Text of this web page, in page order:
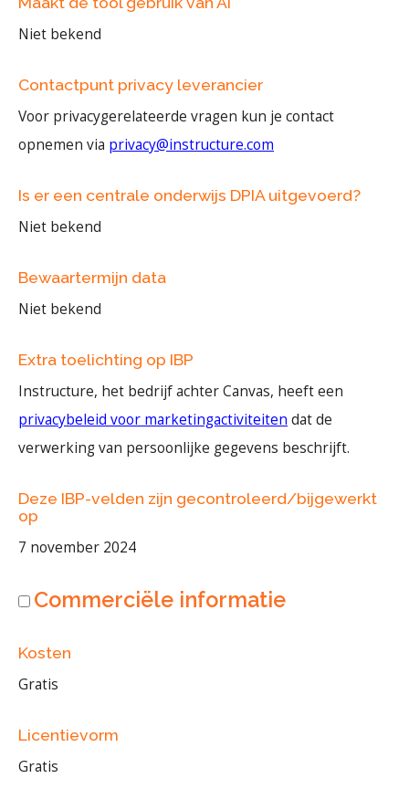
Niet bekend
Contactpunt privacy leverancier
Voor privacygerelateerde vragen kun je contact
opnemen via privacy@instructure.com
Is er een centrale onderwijs DPIA uitgevoerd?
Niet bekend
Bewaartermijn data
Niet bekend
Extra toelichting op IBP
Instructure, het bedrijf achter Canvas, heeft een
privacybeleid voor marketingactiviteiten dat de
verwerking van persoonlijke gegevens beschrijft.
Deze IBP-velden zijn gecontroleerd/bijgewerkt
op
7 november 2024
Commerciële informatie
Kosten
Gratis
Licentievorm
Gratis